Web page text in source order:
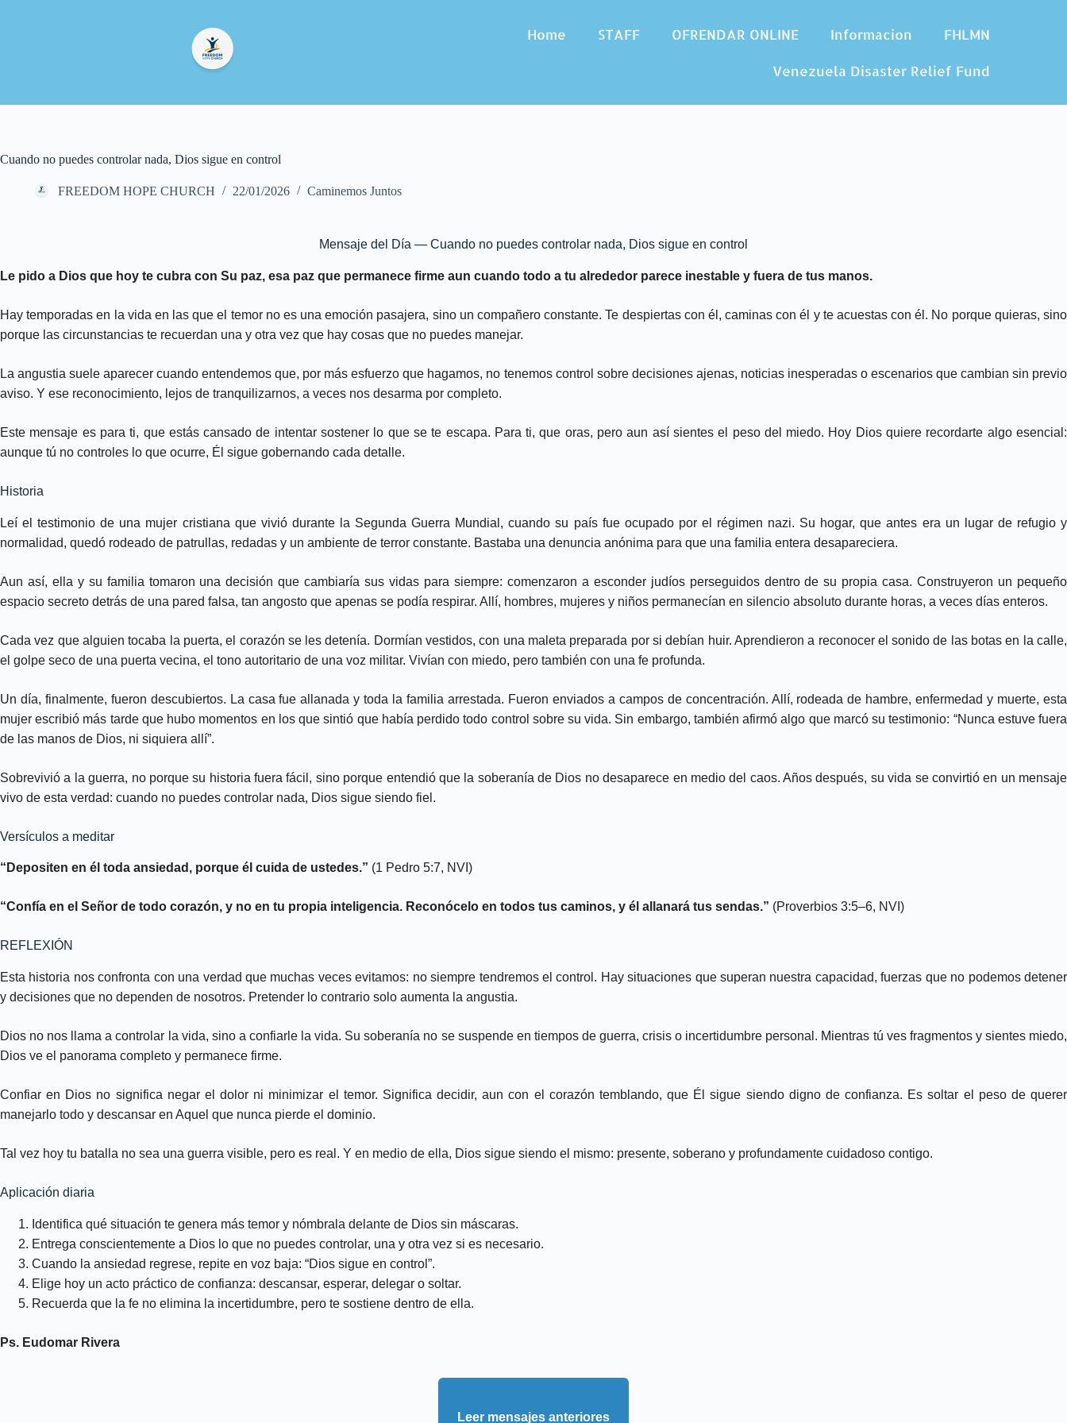
Home STAFF OFRENDAR ONLINE Informacion FHLMN
Venezuela Disaster Relief Fund
Cuando no puedes controlar nada, Dios sigue en control
FREEDOM HOPE CHURCH 22/01/2026 Caminemos Juntos
Mensaje del Día — Cuando no puedes controlar nada, Dios sigue en control
Le pido a Dios que hoy te cubra con Su paz, esa paz que permanece firme aun cuando todo a tu alrededor parece inestable y fuera de tus manos.
Hay temporadas en la vida en las que el temor no es una emoción pasajera, sino un compañero constante. Te despiertas con él, caminas con él y te acuestas con él. No porque quieras, sino
porque las circunstancias te recuerdan una y otra vez que hay cosas que no puedes manejar.
La angustia suele aparecer cuando entendemos que, por más esfuerzo que hagamos, no tenemos control sobre decisiones ajenas, noticias inesperadas o escenarios que cambian sin previo
aviso. Y ese reconocimiento, lejos de tranquilizarnos, a veces nos desarma por completo.
Este mensaje es para ti, que estás cansado de intentar sostener lo que se te escapa. Para ti, que oras, pero aun así sientes el peso del miedo. Hoy Dios quiere recordarte algo esencial:
aunque tú no controles lo que ocurre, Él sigue gobernando cada detalle.
Historia
Leí el testimonio de una mujer cristiana que vivió durante la Segunda Guerra Mundial, cuando su país fue ocupado por el régimen nazi. Su hogar, que antes era un lugar de refugio y
normalidad, quedó rodeado de patrullas, redadas y un ambiente de terror constante. Bastaba una denuncia anónima para que una familia entera desapareciera.
Aun así, ella y su familia tomaron una decisión que cambiaría sus vidas para siempre: comenzaron a esconder judíos perseguidos dentro de su propia casa. Construyeron un pequeño
espacio secreto detrás de una pared falsa, tan angosto que apenas se podía respirar. Allí, hombres, mujeres y niños permanecían en silencio absoluto durante horas, a veces días enteros.
Cada vez que alguien tocaba la puerta, el corazón se les detenía. Dormían vestidos, con una maleta preparada por si debían huir. Aprendieron a reconocer el sonido de las botas en la calle,
el golpe seco de una puerta vecina, el tono autoritario de una voz militar. Vivían con miedo, pero también con una fe profunda.
Un día, finalmente, fueron descubiertos. La casa fue allanada y toda la familia arrestada. Fueron enviados a campos de concentración. Allí, rodeada de hambre, enfermedad y muerte, esta
mujer escribió más tarde que hubo momentos en los que sintió que había perdido todo control sobre su vida. Sin embargo, también afirmó algo que marcó su testimonio: “Nunca estuve fuera
de las manos de Dios, ni siquiera allí”.
Sobrevivió a la guerra, no porque su historia fuera fácil, sino porque entendió que la soberanía de Dios no desaparece en medio del caos. Años después, su vida se convirtió en un mensaje
vivo de esta verdad: cuando no puedes controlar nada, Dios sigue siendo fiel.
Versículos a meditar
“Depositen en él toda ansiedad, porque él cuida de ustedes.” (1 Pedro 5:7, NVI)
“Confía en el Señor de todo corazón, y no en tu propia inteligencia. Reconócelo en todos tus caminos, y él allanará tus sendas.” (Proverbios 3:5–6, NVI)
REFLEXIÓN
Esta historia nos confronta con una verdad que muchas veces evitamos: no siempre tendremos el control. Hay situaciones que superan nuestra capacidad, fuerzas que no podemos detener
y decisiones que no dependen de nosotros. Pretender lo contrario solo aumenta la angustia.
Dios no nos llama a controlar la vida, sino a confiarle la vida. Su soberanía no se suspende en tiempos de guerra, crisis o incertidumbre personal. Mientras tú ves fragmentos y sientes miedo,
Dios ve el panorama completo y permanece firme.
Confiar en Dios no significa negar el dolor ni minimizar el temor. Significa decidir, aun con el corazón temblando, que Él sigue siendo digno de confianza. Es soltar el peso de querer
manejarlo todo y descansar en Aquel que nunca pierde el dominio.
Tal vez hoy tu batalla no sea una guerra visible, pero es real. Y en medio de ella, Dios sigue siendo el mismo: presente, soberano y profundamente cuidadoso contigo.
Aplicación diaria
Identifica qué situación te genera más temor y nómbrala delante de Dios sin máscaras.
Entrega conscientemente a Dios lo que no puedes controlar, una y otra vez si es necesario.
Cuando la ansiedad regrese, repite en voz baja: “Dios sigue en control”.
Elige hoy un acto práctico de confianza: descansar, esperar, delegar o soltar.
Recuerda que la fe no elimina la incertidumbre, pero te sostiene dentro de ella.
Ps. Eudomar Rivera
Leer mensajes anteriores